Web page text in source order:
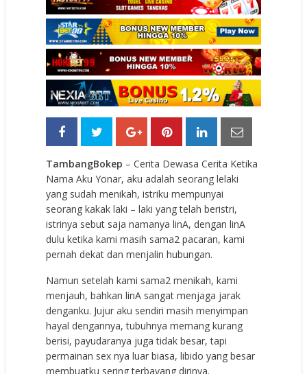
TambangBokep – Cerita Dewasa Cerita Ketika
Nama Aku Yonar, aku adalah seorang lelaki
yang sudah menikah, istriku mempunyai
seorang kakak laki – laki yang telah beristri,
istrinya sebut saja namanya linA, dengan linA
dulu ketika kami masih sama2 pacaran, kami
pernah dekat dan menjalin hubungan.
Namun setelah kami sama2 menikah, kami
menjauh, bahkan linA sangat menjaga jarak
denganku. Jujur aku sendiri masih menyimpan
hayal dengannya, tubuhnya memang kurang
berisi, payudaranya juga tidak besar, tapi
permainan sex nya luar biasa, libido yang besar
membuatku sering terbayang dirinya.